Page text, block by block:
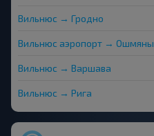
Вильнюс → Гродно
Вильнюс аэропорт → Ошмяны
Вильнюс → Варшава
Вильнюс → Рига